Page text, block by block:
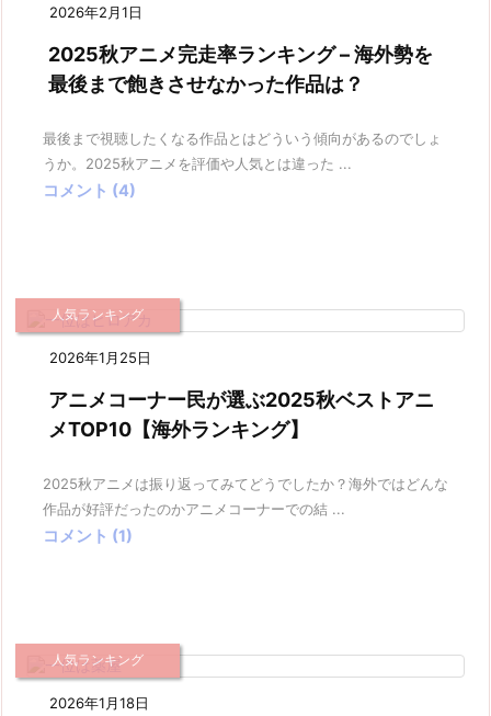
2026年2月1日
2025秋アニメ完走率ランキング – 海外勢を
最後まで飽きさせなかった作品は？
最後まで視聴したくなる作品とはどういう傾向があるのでしょ
うか。2025秋アニメを評価や人気とは違った ...
コメント (4)
2026年1月25日
人気ランキング
アニメコーナー民が選ぶ2025秋ベストアニ
メTOP10【海外ランキング】
2025秋アニメは振り返ってみてどうでしたか？海外ではどんな
作品が好評だったのかアニメコーナーでの結 ...
コメント (1)
2026年1月18日
人気ランキング